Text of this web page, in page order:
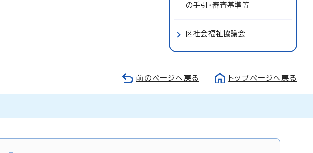
の手引・審査基準等
区社会福祉協議会
前のページへ戻る トップページへ戻る